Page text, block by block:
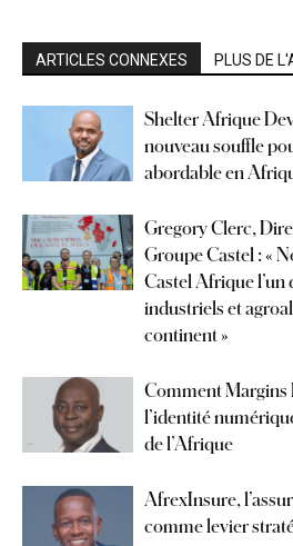
ARTICLES CONNEXES PLUS DE
Shelter Afrique
nouveau souffle
abordable en
Gregory Clerc,
Groupe Castel : «
Castel Afrique l’un
industriels et
continent »
Comment Margins
l’identité
de l’Afrique
AfrexInsure,
comme levier